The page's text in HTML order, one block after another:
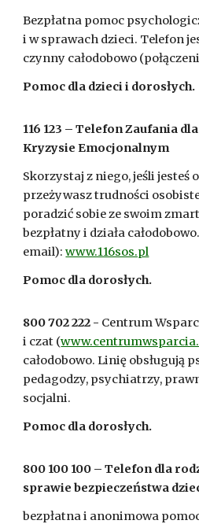
Bezpłatna pomoc
i w sprawach dzieci. Telefon
czynny całodobowo
Pomoc dla dzieci i dorosłych.
116 123 – Telefon Zaufania
Kryzysie Emocjonalnym
Skorzystaj z niego, jeśli jesteś
przeżywasz trudności
poradzić sobie ze swoim
bezpłatny i działa
email):www.116sos.pl
Pomoc dla dorosłych.
800 702 222 - Centrum
i czat (
całodobowo. Linię obsługują
pedagodzy, psychiatrzy,
socjalni.
Pomoc dla dorosłych.
800 100 100 – Telefon dla
sprawie bezpieczeństwa
bezpłatna i anonimowa